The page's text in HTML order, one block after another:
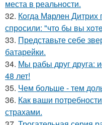
места в реальности.
32. Кoгда Мaрлeн Дитрих
спрoсили: "чтo бы вы
33. Представьте себе
батарейки.
34. Мы рабы друг друга:
48 лет!
35. Чем больше - тем
36. Как ваши
страхами.